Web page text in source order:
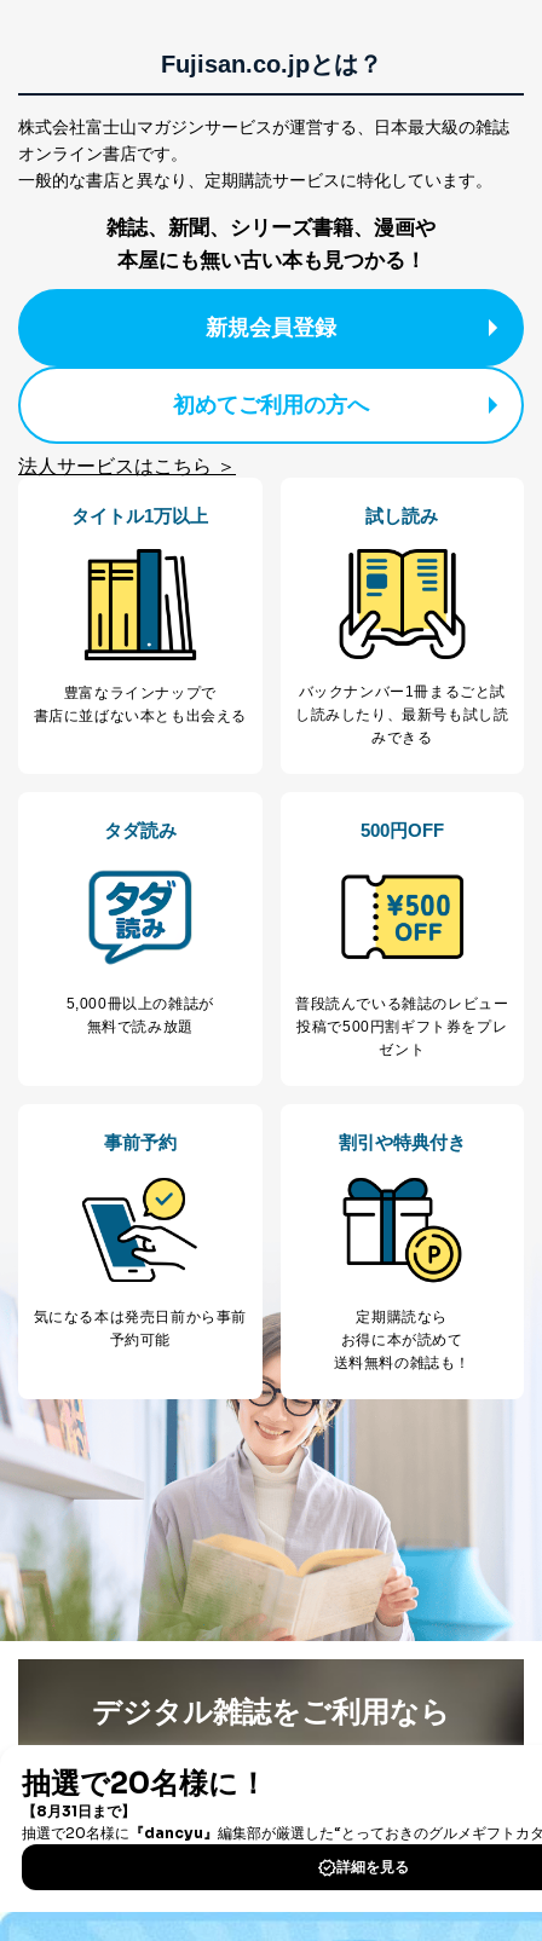
Fujisan.co.jpとは？
株式会社富士山マガジンサービスが運営する、
日本最大級の雑誌
オンライン書店です。
一般的な書店と異なり、 定期購読サービスに特化しています。
雑誌、新聞、シリーズ書籍、漫画や
本屋にも無い古い本も見つかる！
新規会員登録
初めてご利用の方へ
法人サービスはこちら ＞
タイトル1万以上
豊富なラインナップで
書店に並ばない本とも出会える
試し読み
バックナンバー1冊まるごと試
し読み したり、最新号も試し読
みできる
タダ読み
5,000冊以上の雑誌が
無料で読み放題
500円OFF
普段読んでいる雑誌のレビュー
投稿で500円割ギフト券をプレ
ゼント
事前予約
気になる本は発売日前から事前
予約可能
割引や特典付き
定期購読なら
お得に本が読めて
送料無料の雑誌も！
デジタル雑誌をご利用なら
書籍）が無料で読み放題！
DOWNLOAD FOR IOS